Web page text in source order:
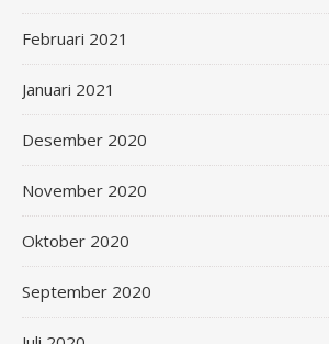
Februari 2021
Januari 2021
Desember 2020
November 2020
Oktober 2020
September 2020